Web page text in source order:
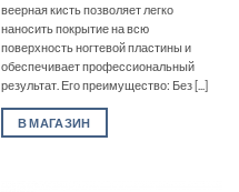
веерная кисть позволяет легко
наносить покрытие на всю
поверхность ногтевой пластины и
обеспечивает профессиональный
результат. Его преимущество: Без [...]
В МАГАЗИН